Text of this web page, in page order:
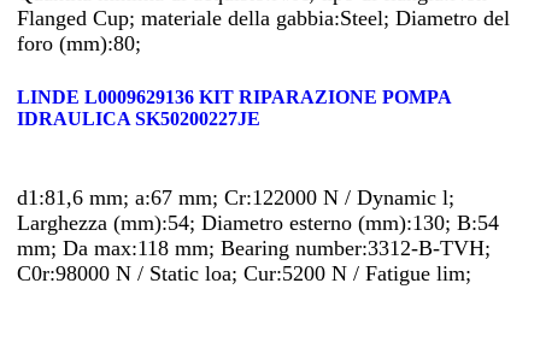
Flanged Cup; materiale della gabbia:Steel; Diametro del
foro (mm):80;
LINDE L0009629136 KIT RIPARAZIONE POMPA
IDRAULICA SK50200227JE
d1:81,6 mm; a:67 mm; Cr:122000 N / Dynamic l;
Larghezza (mm):54; Diametro esterno (mm):130; B:54
mm; Da max:118 mm; Bearing number:3312-B-TVH;
C0r:98000 N / Static loa; Cur:5200 N / Fatigue lim;